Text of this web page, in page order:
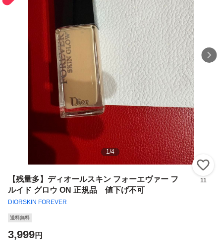
1/4
【残量多】ディオールスキン フォーエヴァー フ
ルイド グロウ ON 正規品 値下げ不可
DIORSKIN FOREVER
11
送料無料
3,999円